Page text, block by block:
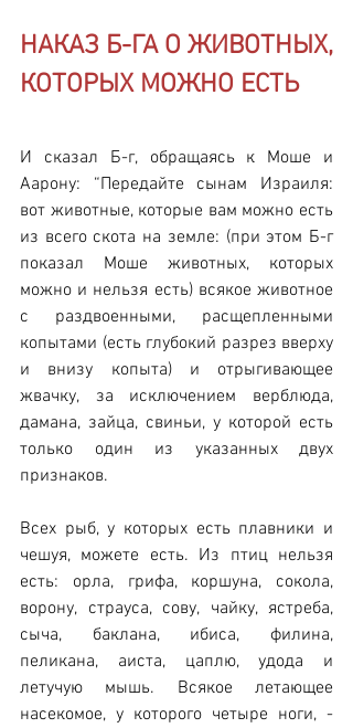
НАКАЗ Б-ГА О ЖИВОТНЫХ,
КОТОРЫХ МОЖНО ЕСТЬ
И сказал Б-г, обращаясь к Моше и
Аарону: “Передайте сынам Израиля:
вот животные, которые вам можно есть
из всего скота на земле: (при этом Б-г
показал Моше животных, которых
можно и нельзя есть) всякое животное
с раздвоенными, расщепленными
копытами (есть глубокий разрез вверху
и внизу копыта) и отрыгивающее
жвачку, за исключением верблюда,
дамана, зайца, свиньи, у которой есть
только один из указанных двух
признаков.
Всех рыб, у которых есть плавники и
чешуя, можете есть. Из птиц нельзя
есть: орла, грифа, коршуна, сокола,
ворону, страуса, сову, чайку, ястреба,
сыча, баклана, ибиса, филина,
пеликана, аиста, цаплю, удода и
летучую мышь. Всякое летающее
насекомое, у которого четыре ноги, -